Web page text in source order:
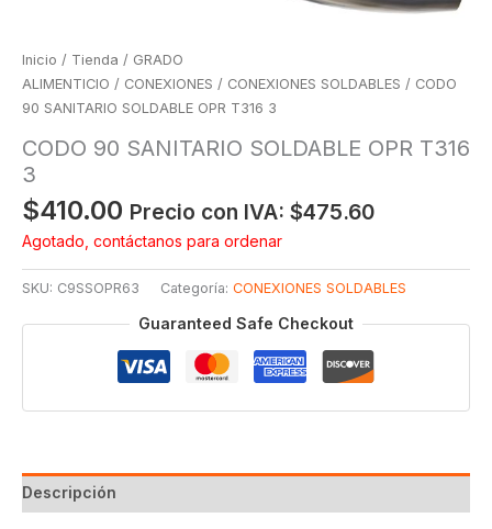
Inicio / Tienda / GRADO
ALIMENTICIO / CONEXIONES / CONEXIONES SOLDABLES / CODO
90 SANITARIO SOLDABLE OPR T316 3
CODO 90 SANITARIO SOLDABLE OPR T316
3
$410.00 Precio con IVA: $475.60
Agotado, contáctanos para ordenar
SKU: C9SSOPR63 Categoría: CONEXIONES SOLDABLES
Guaranteed Safe Checkout
Descripción